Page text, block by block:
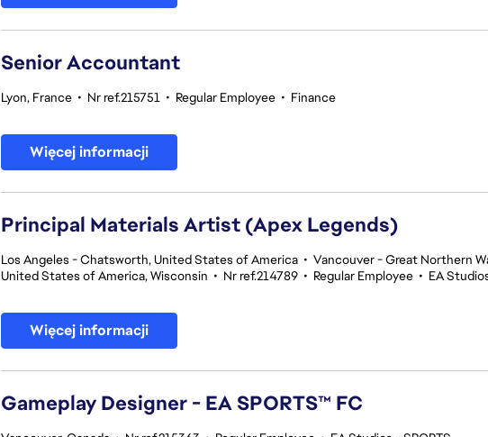
Senior Accountant
Lyon, France • Nr ref.215751 • Regular Employee • Finance
Więcej informacji
Principal Materials Artist (Apex Legends)
Los Angeles - Chatsworth, United States of America • Vancouver - Great Northern
United States of America, Wisconsin • Nr ref.214789 • Regular Employee • EA
Więcej informacji
Gameplay Designer - EA SPORTS™ FC